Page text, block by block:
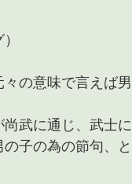
の意味で言えば
武に通じ、武士
子の為の節句、